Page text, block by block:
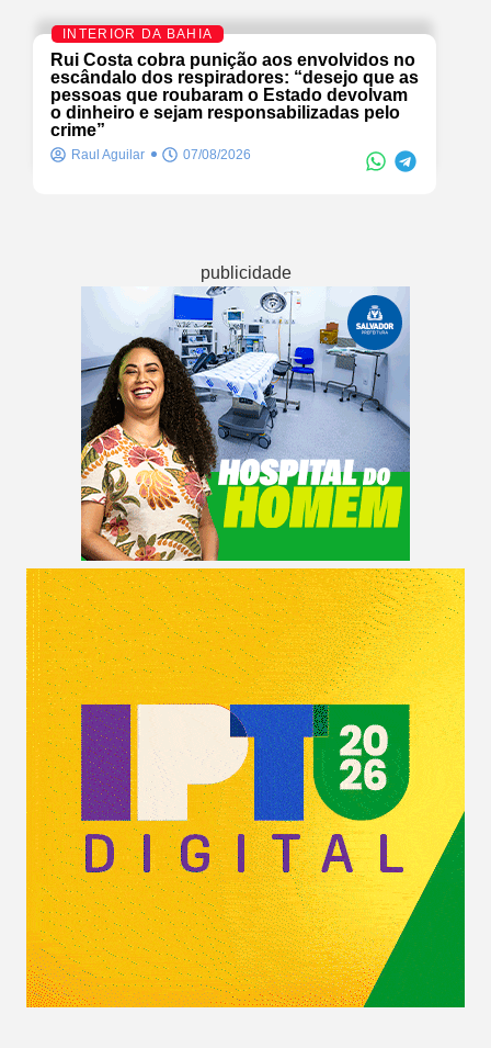
INTERIOR DA BAHIA
Rui Costa cobra punição aos envolvidos no
escândalo dos respiradores: “desejo que as
pessoas que roubaram o Estado devolvam
o dinheiro e sejam responsabilizadas pelo
crime”
Raul Aguilar 07/08/2026
publicidade